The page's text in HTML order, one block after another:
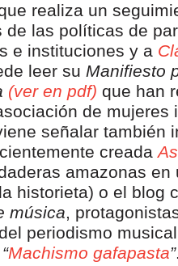
realiza un
las políticas de
e instituciones y a
leer su Manifiesto
(ver en pdf) que han
de mujeres
señalar también
creada
amazonas en
historieta) o el blog
música,
periodismo
“Machismo gafapasta”